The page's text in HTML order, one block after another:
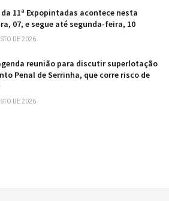
11ª Expopintadas acontece nesta
07, e segue até segunda-feira, 10
DE 2026
reunião para discutir superlotação
Penal de Serrinha, que corre risco de
DE 2026